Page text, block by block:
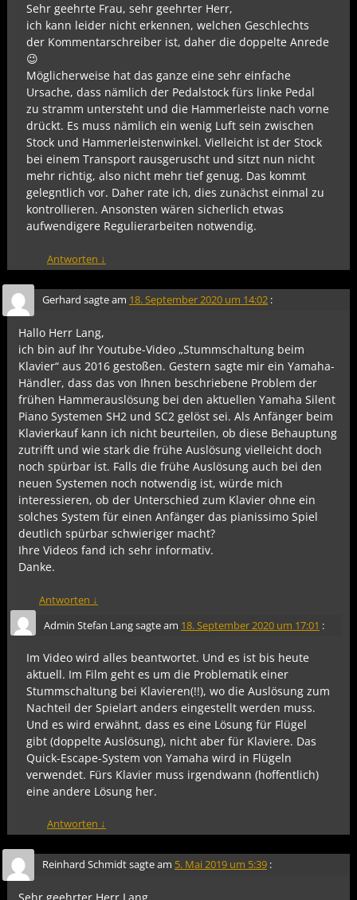
Sehr geehrte Frau, sehr geehrter Herr,
ich kann leider nicht erkennen, welchen Geschlechts
der Kommentarschreiber ist, daher die doppelte Anrede
😉
Möglicherweise hat das ganze eine sehr einfache
Ursache, dass nämlich der Pedalstock fürs linke Pedal
zu stramm untersteht und die Hammerleiste nach vorne
drückt. Es muss nämlich ein wenig Luft sein zwischen
Stock und Hammerleistenwinkel. Vielleicht ist der Stock
bei einem Transport rausgeruscht und sitzt nun nicht
mehr richtig, also nicht mehr tief genug. Das kommt
gelegntlich vor. Daher rate ich, dies zunächst einmal zu
kontrollieren. Ansonsten wären sicherlich etwas
aufwendigere Regulierarbeiten notwendig.
Antworten ↓
Gerhard sagte am 18. September 2020 um 14:02 :
Hallo Herr Lang,
ich bin auf Ihr Youtube-Video „Stummschaltung beim
Klavier“ aus 2016 gestoßen. Gestern sagte mir ein Yamaha-
Händler, dass das von Ihnen beschriebene Problem der
frühen Hammerauslösung bei den aktuellen Yamaha Silent
Piano Systemen SH2 und SC2 gelöst sei. Als Anfänger beim
Klavierkauf kann ich nicht beurteilen, ob diese Behauptung
zutrifft und wie stark die frühe Auslösung vielleicht doch
noch spürbar ist. Falls die frühe Auslösung auch bei den
neuen Systemen noch notwendig ist, würde mich
interessieren, ob der Unterschied zum Klavier ohne ein
solches System für einen Anfänger das pianissimo Spiel
deutlich spürbar schwieriger macht?
Ihre Videos fand ich sehr informativ.
Danke.
Antworten ↓
Admin Stefan Langsagte am 18. September 2020 um 17:01 :
Im Video wird alles beantwortet. Und es ist bis heute
aktuell. Im Film geht es um die Problematik einer
Stummschaltung bei Klavieren(!!), wo die Auslösung zum
Nachteil der Spielart anders eingestellt werden muss.
Und es wird erwähnt, dass es eine Lösung für Flügel
gibt (doppelte Auslösung), nicht aber für Klaviere. Das
Quick-Escape-System von Yamaha wird in Flügeln
verwendet. Fürs Klavier muss irgendwann (hoffentlich)
eine andere Lösung her.
Antworten ↓
Reinhard Schmidtsagte am 5. Mai 2019 um 5:39 :